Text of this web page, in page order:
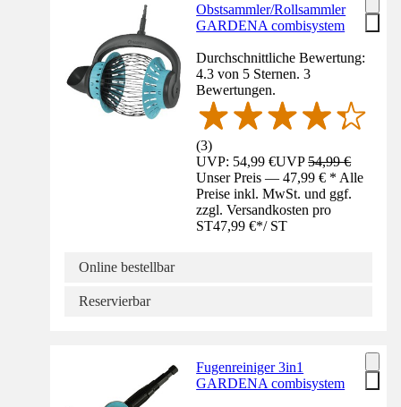
Obstsammler/Rollsammler
GARDENA combisystem
Durchschnittliche Bewertung:
4.3 von 5 Sternen. 3
Bewertungen.
(3)
UVP: 54,99 €UVP54,99 €
Unser Preis — 47,99 € * Alle
Preise inkl. MwSt. und ggf.
zzgl. Versandkosten pro
ST47,99 €*/ ST
Online bestellbar
Reservierbar
Fugenreiniger 3in1
GARDENA combisystem